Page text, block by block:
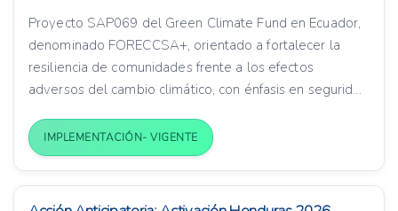
Proyecto SAP069 del Green Climate Fund en Ecuador,
denominado FORECCSA+, orientado a fortalecer la
resiliencia de comunidades frente a los efectos
adversos del cambio climático, con énfasis en segurid...
IMPLEMENTACIÓN- VIGENTE